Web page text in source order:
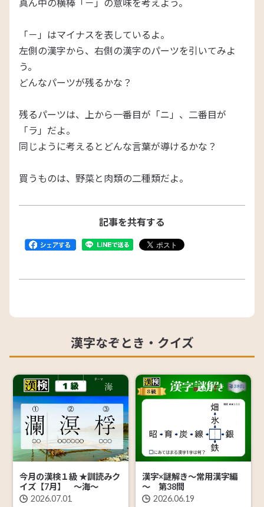
真ん中の横棒「－」の意味を考えよう。
「－」はマイナスを表しているよ。
左側の漢字から、右側の漢字のパーツを引いてみよ
う。
どんなパーツが残るかな？
残るパーツは、上から一番目が「ニ」、二番目が
「ラ」だよ。
同じように考えるとどんな言葉が導けるかな？
買うものは、野菜と肉類の二種類だよ。
記事を共有する
漢字なぞとき・クイズ
今月の漢検１級 ★訓読みク
イズ【7月】 ～海～
2026.07.01
漢字×謎解き～常用漢字編
～ 第38問
2026.06.19